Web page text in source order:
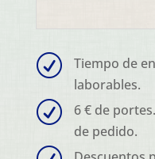
R
Tiempo de
laborables.
R
6 € de
de pedido.